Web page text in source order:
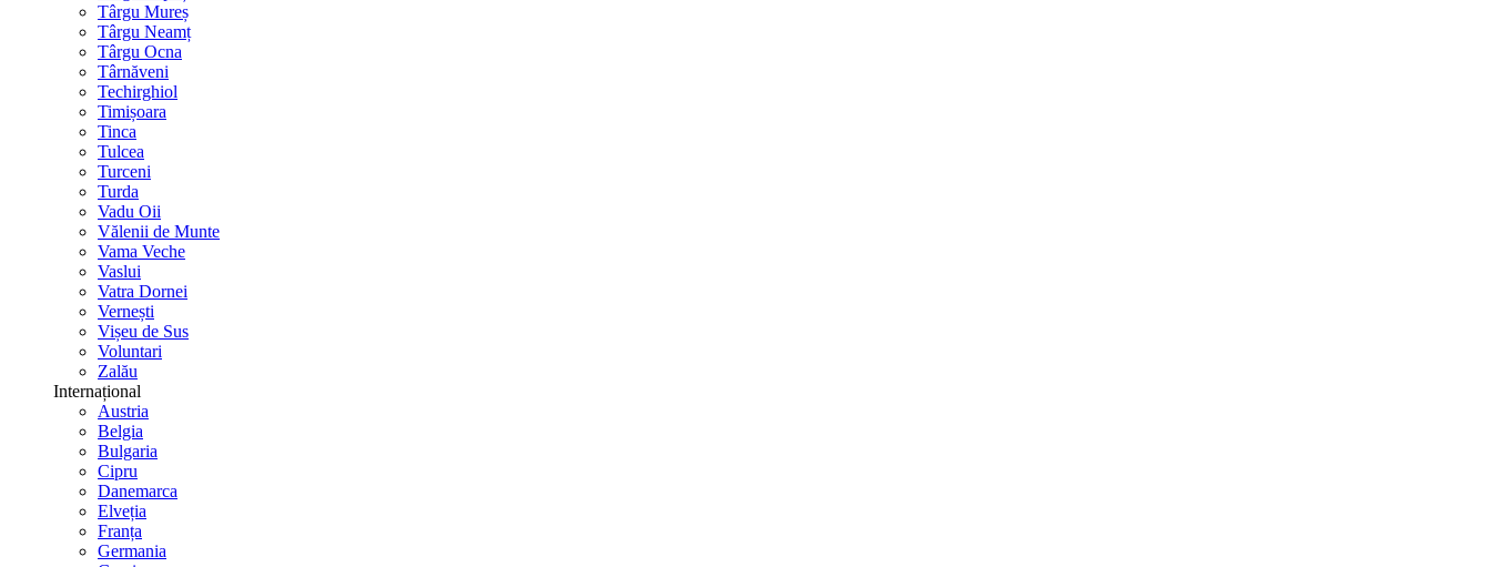
Târgu Mureș
Târgu Neamț
Târgu Ocna
Târnăveni
Techirghiol
Timișoara
Tinca
Tulcea
Turceni
Turda
Vadu Oii
Vălenii de Munte
Vama Veche
Vaslui
Vatra Dornei
Vernești
Vișeu de Sus
Voluntari
Zalău
Internațional
Austria
Belgia
Bulgaria
Cipru
Danemarca
Elveția
Franța
Germania